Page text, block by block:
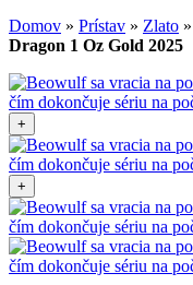
Domov » Prístav » Zlato »
Dragon 1 Oz Gold 2025
+
+